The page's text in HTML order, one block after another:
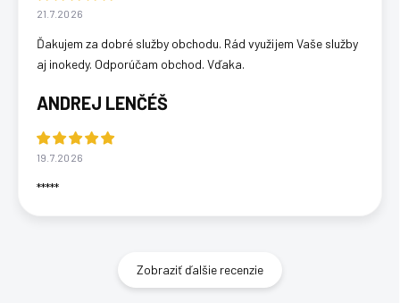
21.7.2026
Ďakujem za dobré služby obchodu. Rád využijem Vaše služby
aj inokedy. Odporúčam obchod. Vďaka.
ANDREJ LENČÉŠ
19.7.2026
*****
Zobraziť ďalšie recenzie